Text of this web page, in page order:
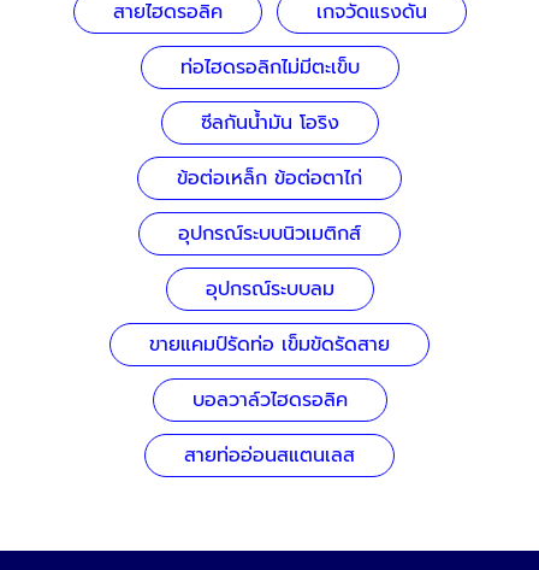
สายไฮดรอลิค
เกจวัดแรงดัน
ท่อไฮดรอลิกไม่มีตะเข็บ
ซีลกันน้ำมัน โอริง
ข้อต่อเหล็ก ข้อต่อตาไก่
อุปกรณ์ระบบนิวเมติกส์
อุปกรณ์ระบบลม
ขายแคมป์รัดท่อ เข็มขัดรัดสาย
บอลวาล์วไฮดรอลิค
สายท่ออ่อนสแตนเลส